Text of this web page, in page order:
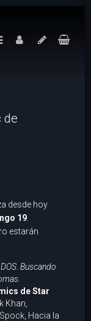
de
desde hoy
19
estarán
DOS. Buscando
de Star
Khan,
Hacia la